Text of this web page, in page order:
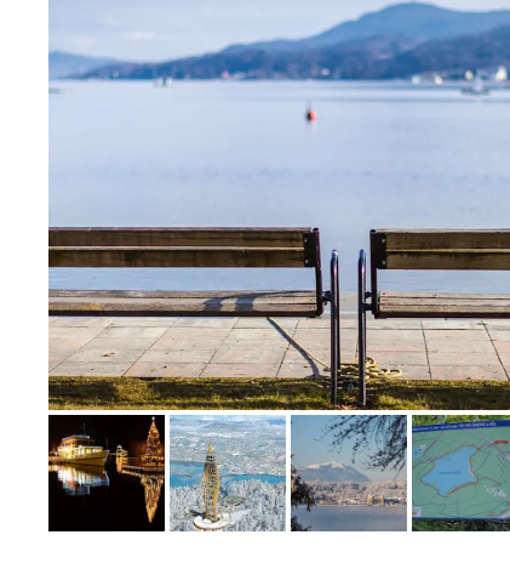
Bild melden
vom Hotelier